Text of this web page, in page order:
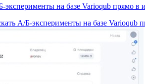
эксперименты на базе Varioqub прямо
A/Б-эксперименты на базе Varioqub